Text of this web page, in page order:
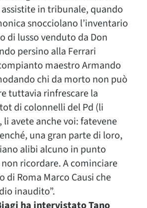
in tribunale, quando
snocciolano l’inventario
di lusso venduto da Don
persino alla Ferrari
maestro Armando
chi da morto non può
tuttavia rinfrescare la
di colonnelli del Pd (li
li avete anche voi: fatevene
una gran parte di loro,
alibi alcuno in punto
ricordare. A cominciare
di Roma Marco Causi che
inaudito”.